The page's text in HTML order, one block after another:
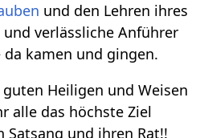
und den Lehren ihres
und verlässliche Anführer
kamen und gingen.
Heiligen und Weisen
alle das höchste Ziel
Satsang und ihren Rat!!